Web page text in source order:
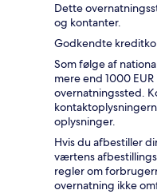
Dette
og kontanter.
Godkendte
Som følge af
mere end 1000
overnatningssted.
oplysninger.
Hvis du afbestiller
værtens
regler om
overnatning ikke